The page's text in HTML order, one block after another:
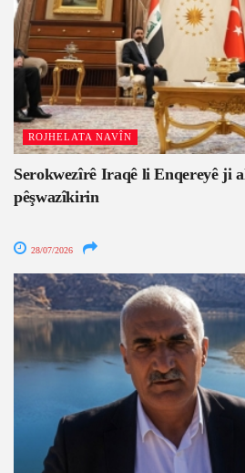
ROJHELATA NAVÎN
Serokwezîrê Iraqê li Enqereyê ji
pêşwazîkirin
28/07/2026